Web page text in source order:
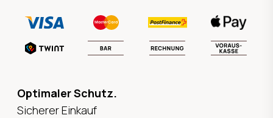
Optimaler Schutz.
Sicherer Einkauf